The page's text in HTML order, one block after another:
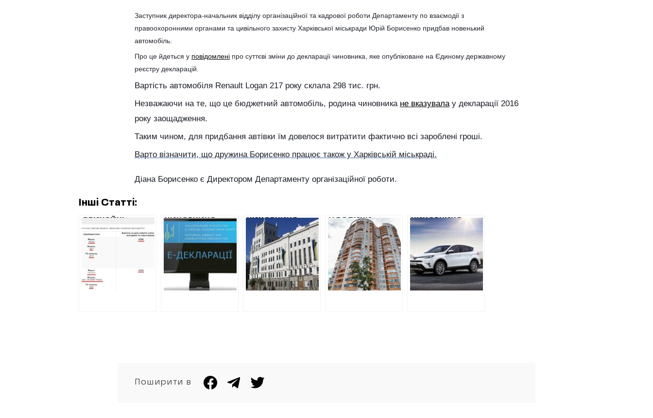
Заступник директора-начальник відділу організаційної та кадрової роботи Департаменту по взаємодії з
правоохоронними органами та цивільного захисту Харківської міськради Юрій Борисенко придбав новенький
автомобіль.
Про це йдеться у повідомлені про суттєві зміни до декларації чиновника, яке опубліковане на Єдиному державному
реєстру декларацій.
Вартість автомобіля Renault Logan 217 року склала 298 тис. грн.
Незважаючи на те, що це бюджетний автомобіль, родина чиновника не вказувала у декларації 2016
року заощадження.
Таким чином, для придбання автівки їм довелося витратити фактично всі зароблені гроші.
Варто візначити, що дружина Борисенко працює також у Харківській міськраді.
Діана Борисенко є Директором Департаменту організаційної роботи.
Інші Статті:
ЗВИЧАЙНІ
РОБІТНИКИ
ХАРКІВВОДОКАНАЛУ
КУПЛЯЮТЬ
КОШТОВНІ
ІНОМАРКИ ЗА
ЦІНОЮ МОПЕДА
ЧИНОВНИЦЯ
ОБЛУПРАВЛІННЯ
ЮСТИЦІЇ КУПУЄ
НОРКОВУ ШУБУ
ВАРТІСТЮ ДВІ
РІЧНІ ЗАРПЛАТИ
ТА НОВУ
КВАРТИРУ В
ЧИНОВНИЦЯ
МЕРІЇ ПРИДБАЛА
САДОВИЙ
БУДИНОК,
ЗАНИЗИВШИ
ЙОГО ВАРТІСТЬ
ТА НЕ МАЮЧИ НА
ЦЕ КОШТИ
У РОДИНИ
ХАРКІВСЬКОГО
ПРИКОРДОННИКА
ВИЯВИЛАСЯ
КВАРТИРА ЗА 200
ТИС. ДОЛАРІВ ТА
КОШТОВНА
АВТІВКА
ЧИНОВНИЦЯ
ХАРКІВСЬКОЇ
МЕРІЇ ПРИДБАЛА
КОШТОВНУ
АВТІВКУ, ХОЧА ЗА
ДЕКЛАРАЦІЄЮ НЕ
МАЛА НЕ ЦЕ
КОШТИ
Поширити в